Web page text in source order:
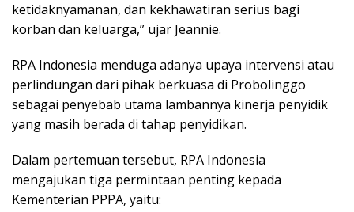
ketidaknyamanan, dan kekhawatiran serius bagi
korban dan keluarga,” ujar Jeannie.
​RPA Indonesia menduga adanya upaya intervensi atau
perlindungan dari pihak berkuasa di Probolinggo
sebagai penyebab utama lambannya kinerja penyidik
yang masih berada di tahap penyidikan.
​Dalam pertemuan tersebut, RPA Indonesia
mengajukan tiga permintaan penting kepada
Kementerian PPPA, yaitu: